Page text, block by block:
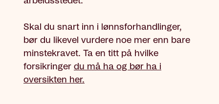
Skal du snart inn i lønnsforhandlinger,
bør du likevel vurdere noe mer enn bare
minstekravet. Ta en titt på hvilke
forsikringer du må ha og bør ha i
oversikten her.